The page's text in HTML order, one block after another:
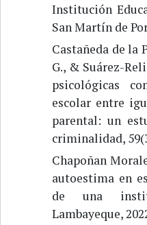
Institución
San Martín de
Castañeda de la
G., & Suárez-
psicológicas
escolar entre
parental: un
criminalidad,
Chapoñan
autoestima en
de una
Lambayeque,